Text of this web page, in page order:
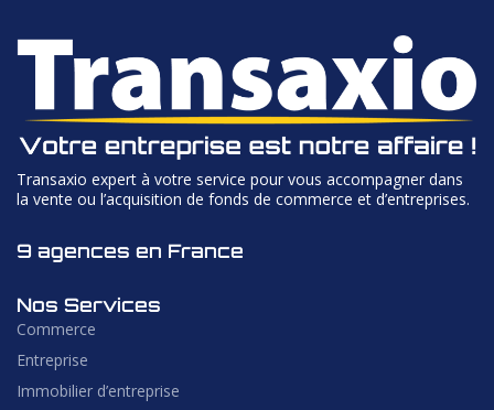
Transaxio expert à votre service pour vous accompagner dans
la vente ou l’acquisition de fonds de commerce et d’entreprises.
9 agences en France
Nos Services
Commerce
Entreprise
Immobilier d’entreprise